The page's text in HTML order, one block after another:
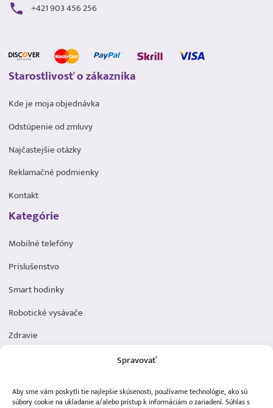
Spravovať
Aby sme vám poskytli tie najlepšie skúsenosti, používame technológie, ako sú
súbory cookie na ukladanie a/alebo prístup k informáciám o zariadení. Súhlas s
+421 903 456 256
Starostlivosť o zákaznika
Kde je moja objednávka
Odstúpenie od zmluvy
Najčastejšie otázky
Reklamačné podmienky
Kontakt
Kategórie
Mobilné telefóny
Príslušenstvo
Smart hodinky
Robotické vysávače
Zdravie
Dôležité odkazy